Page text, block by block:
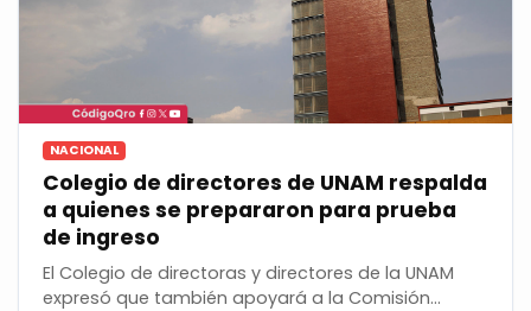
NACIONAL
Colegio de directores de UNAM respalda
a quienes se prepararon para prueba
de ingreso
El Colegio de directoras y directores de la UNAM
expresó que también apoyará a la Comisión